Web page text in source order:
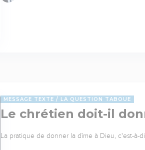
MESSAGE TEXTE LA QUESTION TABOUE
Le chrétien doit-il
La pratique de donner la dîme à Dieu, c'est-à-